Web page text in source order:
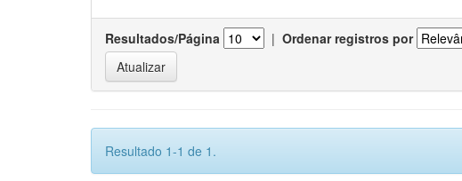
Resultados/Página | Ordenar registros por
Resultado 1-1 de 1.